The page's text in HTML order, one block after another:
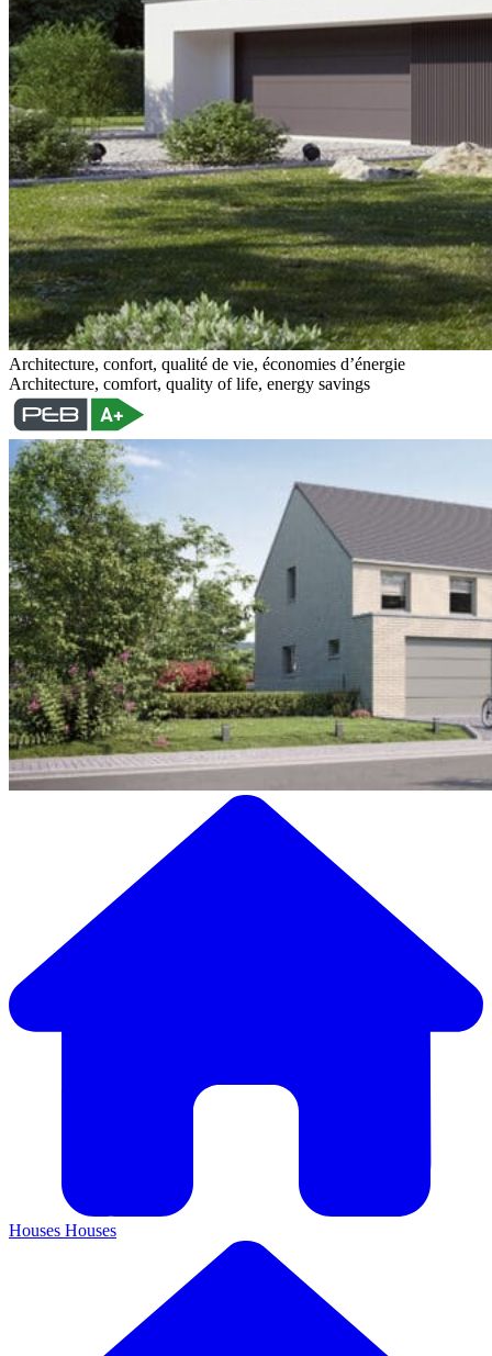
Architecture, confort, qualité de vie, économies d’énergie
Architecture, comfort, quality of life, energy savings
Houses Houses